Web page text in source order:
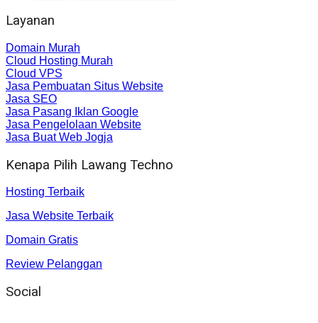
Layanan
Domain Murah
Cloud Hosting Murah
Cloud VPS
Jasa Pembuatan Situs Website
Jasa SEO
Jasa Pasang Iklan Google
Jasa Pengelolaan Website
Jasa Buat Web Jogja
Kenapa Pilih Lawang Techno
Hosting Terbaik
Jasa Website Terbaik
Domain Gratis
Review Pelanggan
Social